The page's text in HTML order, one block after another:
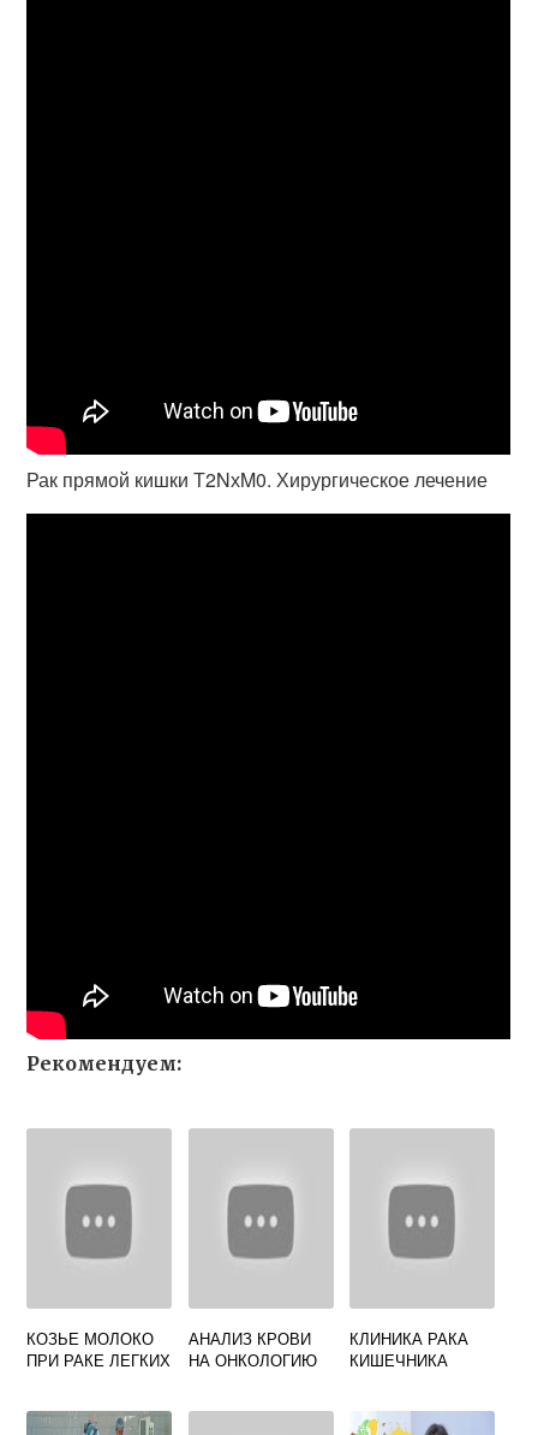
Рак прямой кишки Т2NхM0. Хирургическое лечение
Рекомендуем:
КОЗЬЕ МОЛОКО
ПРИ РАКЕ ЛЕГКИХ
АНАЛИЗ КРОВИ
НА ОНКОЛОГИЮ
КЛИНИКА РАКА
КИШЕЧНИКА